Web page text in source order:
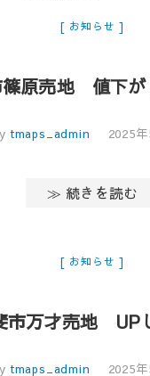
お知らせ
篠原売地 値下が
tmaps_admin 2025
≫ 続きを読む
お知らせ
市万才売地 UP
tmaps_admin 2025